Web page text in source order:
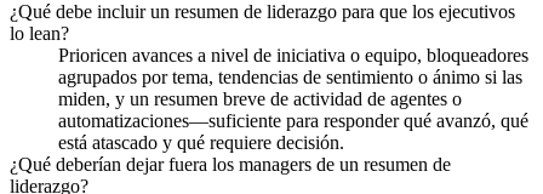
¿Qué debe incluir un resumen de liderazgo para que los ejecutivos
lo lean?
Prioricen avances a nivel de iniciativa o equipo, bloqueadores
agrupados por tema, tendencias de sentimiento o ánimo si las
miden, y un resumen breve de actividad de agentes o
automatizaciones—suficiente para responder qué avanzó, qué
está atascado y qué requiere decisión.
¿Qué deberían dejar fuera los managers de un resumen de
liderazgo?